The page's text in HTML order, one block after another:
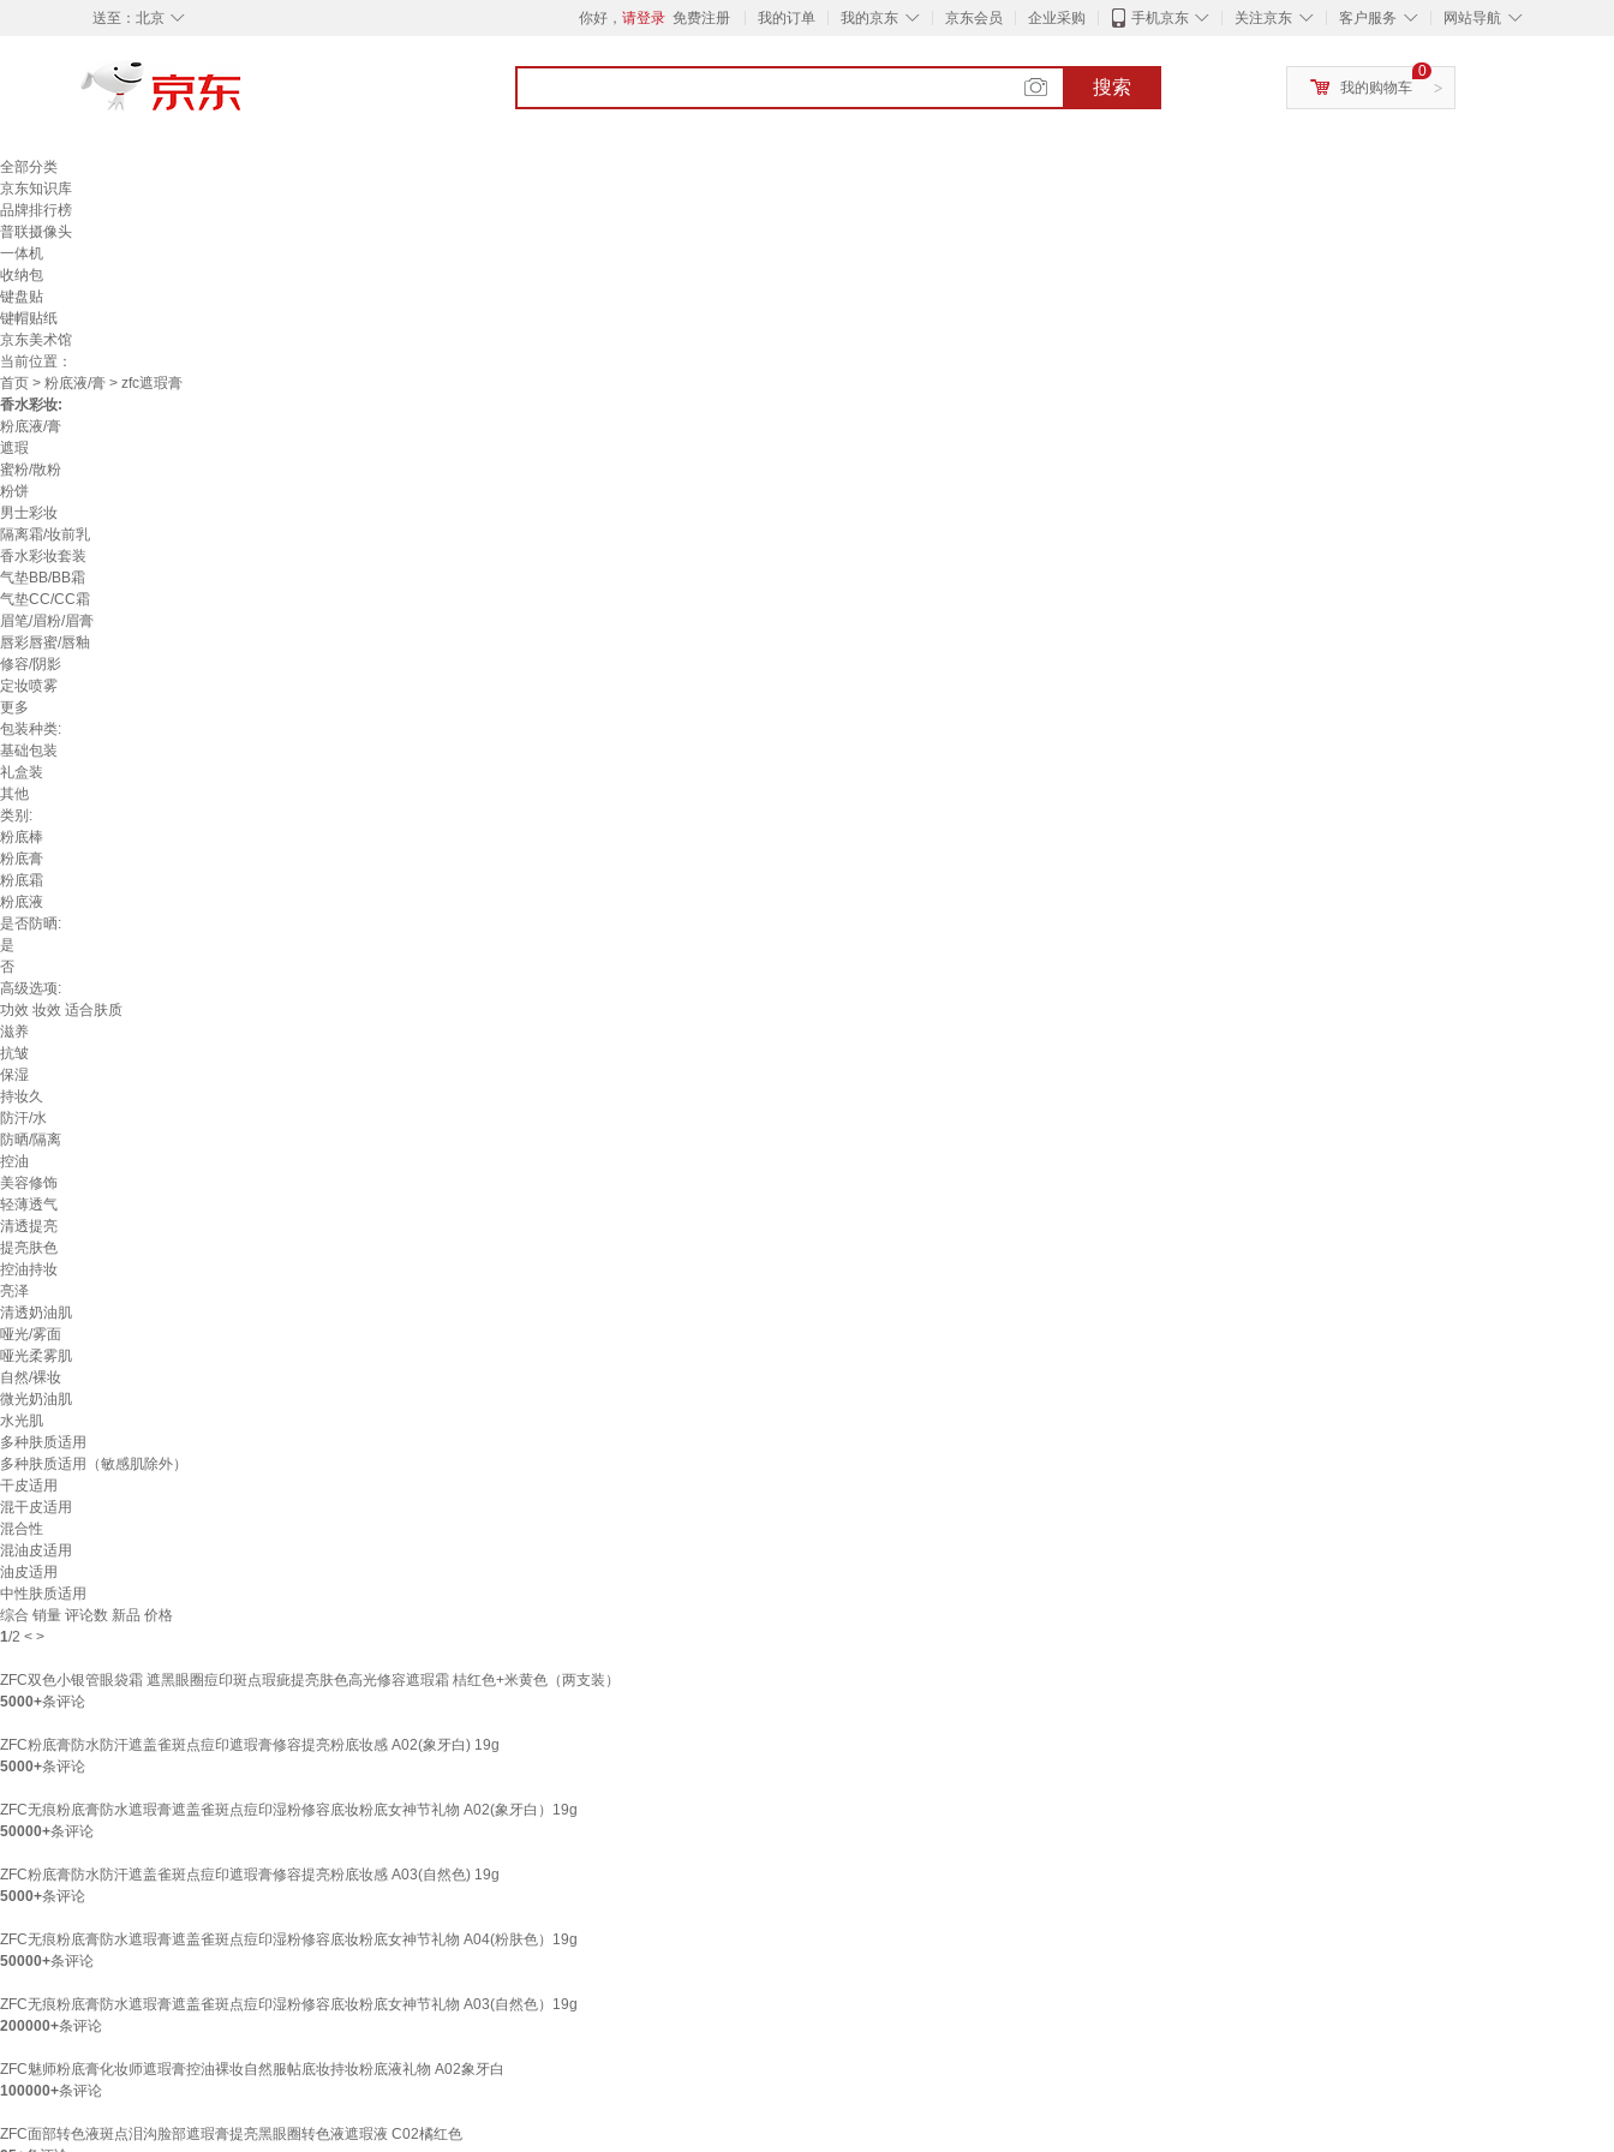
◇
送至： 北京 你好， 请登录 免费注册 我的订单 ◇
我的京东 京东会员 企业采购 ◇
手机京东 ◇
关注京东 ◇
客户服务 ◇
网站导航
搜索 >
0
我的购物车
全部分类
京东知识库
品牌排行榜
普联摄像头
一体机
收纳包
键盘贴
键帽贴纸
京东美术馆
当前位置：
首页 > 粉底液/膏 > zfc遮瑕膏
香水彩妆:
粉底液/膏
遮瑕
蜜粉/散粉
粉饼
男士彩妆
隔离霜/妆前乳
香水彩妆套装
气垫BB/BB霜
气垫CC/CC霜
眉笔/眉粉/眉膏
唇彩唇蜜/唇釉
修容/阴影
定妆喷雾
更多
包装种类:
基础包装
礼盒装
其他
类别:
粉底棒
粉底膏
粉底霜
粉底液
是否防晒:
是
否
高级选项:
功效 妆效 适合肤质
滋养
抗皱
保湿
持妆久
防汗/水
防晒/隔离
控油
美容修饰
轻薄透气
清透提亮
提亮肤色
控油持妆
亮泽
清透奶油肌
哑光/雾面
哑光柔雾肌
自然/裸妆
微光奶油肌
水光肌
多种肤质适用
多种肤质适用（敏感肌除外）
干皮适用
混干皮适用
混合性
混油皮适用
油皮适用
中性肤质适用
综合 销量 评论数 新品 价格
1/2 < >
ZFC双色小银管眼袋霜 遮黑眼圈痘印斑点瑕疵提亮肤色高光修容遮瑕霜 桔红色+米黄色（两支装）
5000+条评论
ZFC粉底膏防水防汗遮盖雀斑点痘印遮瑕膏修容提亮粉底妆感 A02(象牙白) 19g
5000+条评论
ZFC无痕粉底膏防水遮瑕膏遮盖雀斑点痘印湿粉修容底妆粉底女神节礼物 A02(象牙白）19g
50000+条评论
ZFC粉底膏防水防汗遮盖雀斑点痘印遮瑕膏修容提亮粉底妆感 A03(自然色) 19g
5000+条评论
ZFC无痕粉底膏防水遮瑕膏遮盖雀斑点痘印湿粉修容底妆粉底女神节礼物 A04(粉肤色）19g
50000+条评论
ZFC无痕粉底膏防水遮瑕膏遮盖雀斑点痘印湿粉修容底妆粉底女神节礼物 A03(自然色）19g
200000+条评论
ZFC魅师粉底膏化妆师遮瑕膏控油裸妆自然服帖底妆持妆粉底液礼物 A02象牙白
100000+条评论
ZFC面部转色液斑点泪沟脸部遮瑕膏提亮黑眼圈转色液遮瑕液 C02橘红色